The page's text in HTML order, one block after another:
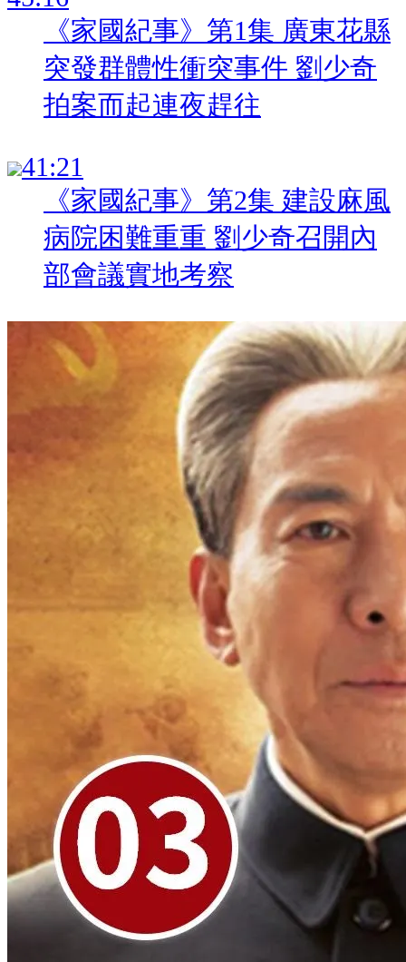
《家國紀事》第1集 廣東花縣
突發群體性衝突事件 劉少奇
拍案而起連夜趕往
:
《家國紀事》第2集 建設麻風
病院困難重重 劉少奇召開內
部會議實地考察